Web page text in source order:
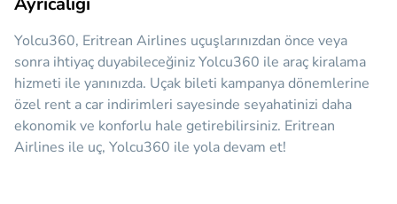
Yolcu360, Eritrean Airlines uçuşlarınızdan önce veya
sonra ihtiyaç duyabileceğinizYolcu360 ile araç kiralama
hizmeti ile yanınızda. Uçak bileti kampanya dönemlerine
özel rent a car indirimleri sayesinde seyahatinizi daha
ekonomik ve konforlu hale getirebilirsiniz. Eritrean
Airlines ile uç, Yolcu360 ile yola devam et!